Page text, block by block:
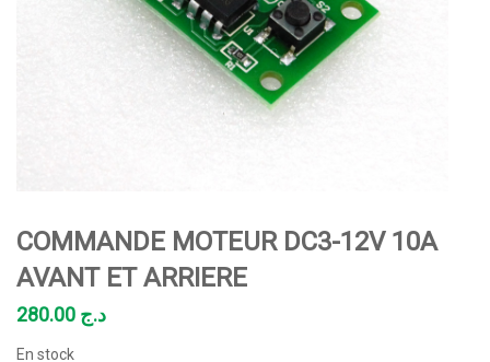
COMMANDE MOTEUR DC3-12V 10A
AVANT ET ARRIERE
د.ج
En stock